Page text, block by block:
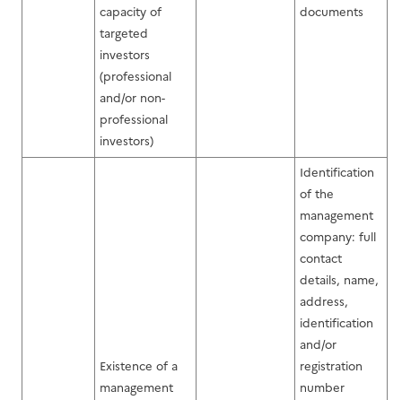
capacity of
targeted
investors
(professional
and/or non-
professional
investors)
documents
Existence of a
management
Identification
of the
management
company: full
contact
details, name,
address,
identification
and/or
registration
number